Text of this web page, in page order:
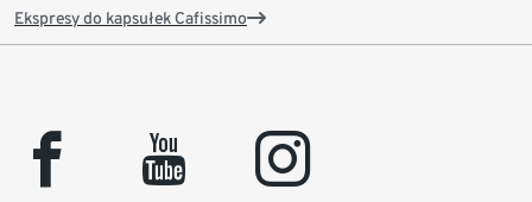
Ekspresy do kapsułek Cafissimo
facebook youtube instagram